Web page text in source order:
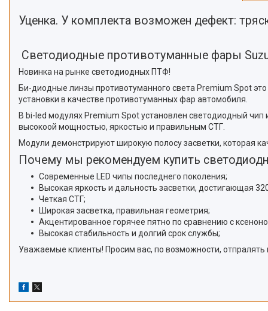
Уценка. У комплекта возможен дефект:
Cветодиодные противотуманные фары
Новинка на рынке светодиодных ПТФ!
Би-диодные линзы противотуманного света Premium Spot
установки в качестве противотуманных фар автомобиля.
В bi-led модулях Premium Spot установлен светодиодный
высокоой мощностью, яркостью и правильным СТГ.
Модули демонстрируют широкую полосу засветки, которая
Почему мы рекомендуем купить
Современные LED чипы последнего поколения;
Высокая яркость и дальность засветки, достигающая
Четкая СТГ;
Широкая засветка, правильная геометрия;
Акцентированное горячее пятно по сравнению с
Высокая стабильность и долгий срок службы;
Уважаемые клиенты! Просим вас, по возможности,